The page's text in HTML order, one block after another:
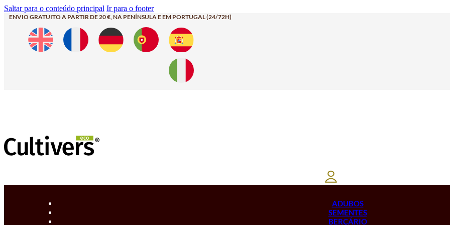
Saltar para o conteúdo principal Ir para o footer
ENVIO GRATUITO A PARTIR DE 20 €, NA PENÍNSULA E EM PORTUGAL (24/72H)
ADUBOS
SEMENTES
BERÇÁRIO